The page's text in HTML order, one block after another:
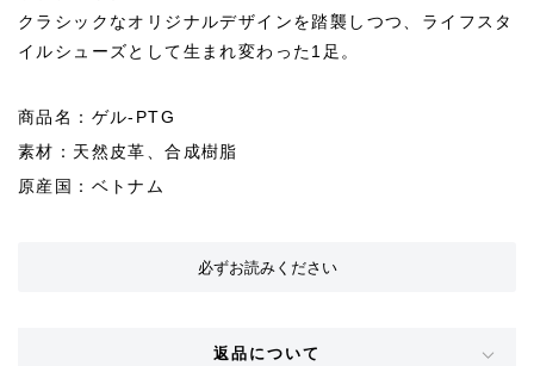
クラシックなオリジナルデザインを踏襲しつつ、ライフスタ
イルシューズとして生まれ変わった1足。
商品名：ゲル-PTG
素材：天然皮革、合成樹脂
原産国：ベトナム
必ずお読みください
返品について